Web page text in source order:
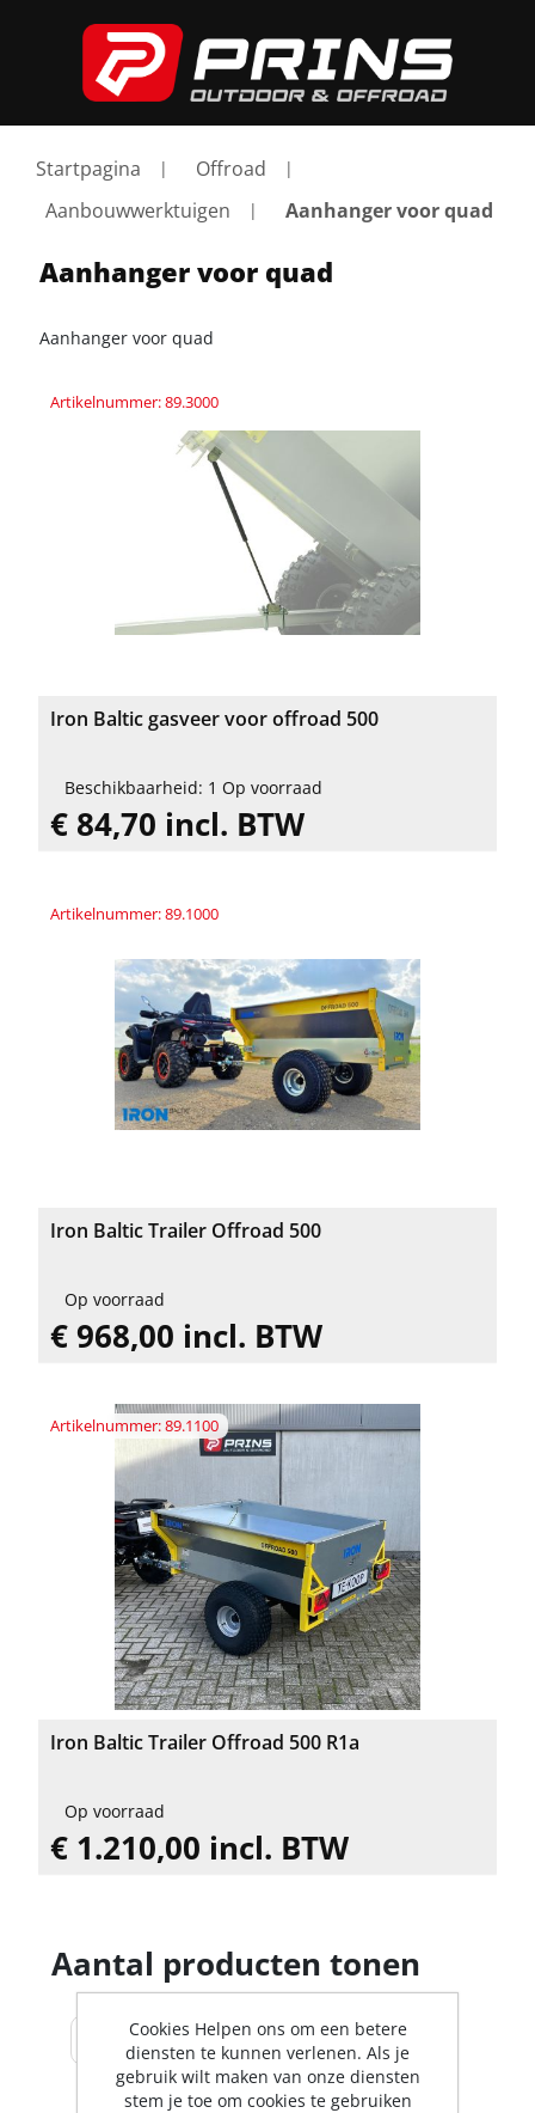
Startpagina
Offroad
Aanbouwwerktuigen
Aanhanger voor quad
Aanhanger voor quad
Aanhanger voor quad
Artikelnummer: 89.3000
Iron Baltic gasveer voor offroad 500
Beschikbaarheid: 1 Op voorraad
€ 84,70 incl. BTW
Artikelnummer: 89.1000
Iron Baltic Trailer Offroad 500
Op voorraad
€ 968,00 incl. BTW
Artikelnummer: 89.1100
Iron Baltic Trailer Offroad 500 R1a
Op voorraad
€ 1.210,00 incl. BTW
Aantal producten tonen
Cookies Helpen ons om een betere
diensten te kunnen verlenen. Als je
gebruik wilt maken van onze diensten
stem je toe om cookies te gebruiken